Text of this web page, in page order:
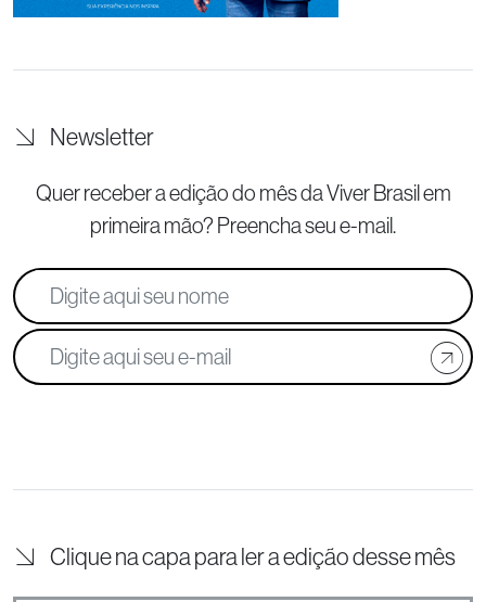
Newsletter
Quer receber a edição do mês da Viver Brasilem
primeira mão? Preencha seu e-mail.
Clique na capa para ler a edição desse mês